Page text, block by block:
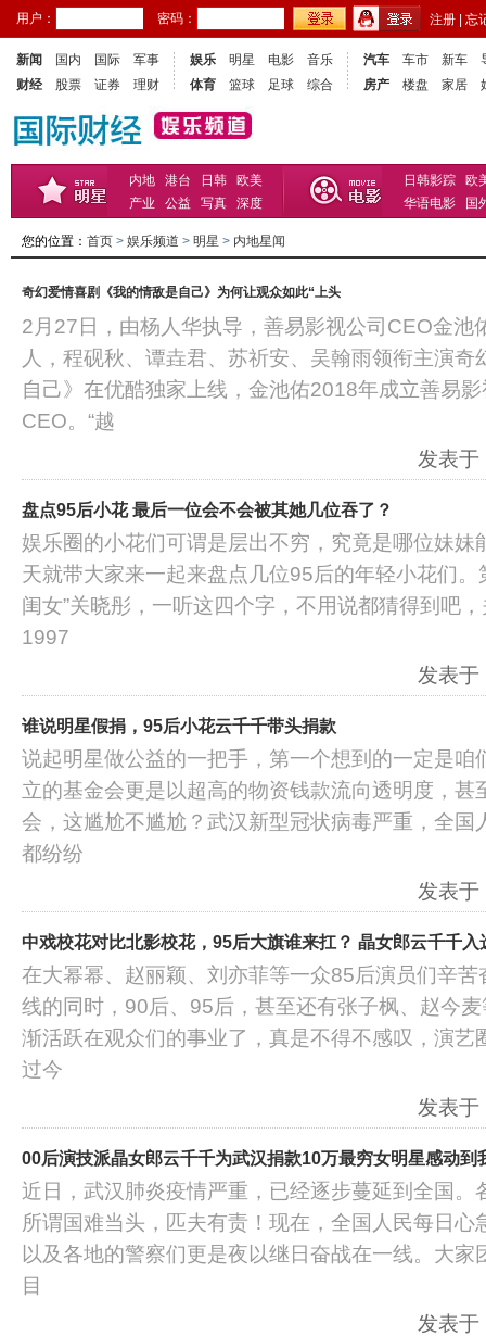
用户： 密码： 注册 忘
新闻 国内 国际
军事
财经
股票 证券 理财
娱乐 明星 电影
音乐
体育
篮球 足球 综合
汽车 车市 新车
房产
楼盘 家居
内地 港台 日韩
欧美
产业
公益 写真 深度
日韩影踪
欧
华语电影
国
您的位置： 首页 > 娱乐频道 > 明星 > 内地星闻
奇幻爱情喜剧《我的情敌是自己》为何让观众如此“上头
2月27日，由杨人华执导，善易影视公司CEO金池
人，程砚秋、谭垚君、苏祈安、吴翰雨领衔主演奇
自己》在优酷独家上线，金池佑2018年成立善易
CEO。“越
发表
盘点95后小花 最后一位会不会被其她几位吞了？
娱乐圈的小花们可谓是层出不穷，究竟是哪位妹妹
天就带大家来一起来盘点几位95后的年轻小花们。
闺女”关晓彤，一听这四个字，不用说都猜得到吧
1997
发表
谁说明星假捐，95后小花云千千带头捐款
说起明星做公益的一把手，第一个想到的一定是咱
立的基金会更是以超高的物资钱款流向透明度，甚
会，这尴尬不尴尬？武汉新型冠状病毒严重，全国
都纷纷
发表
中戏校花对比北影校花，95后大旗谁来扛？ 晶女郎云千千入
在大幂幂、赵丽颖、刘亦菲等一众85后演员们辛
线的同时，90后、95后，甚至还有张子枫、赵今
渐活跃在观众们的事业了，真是不得不感叹，演艺
过今
发表
00后演技派晶女郎云千千为武汉捐款10万最穷女明星感动到
近日，武汉肺炎疫情严重，已经逐步蔓延到全国。
所谓国难当头，匹夫有责！现在，全国人民每日心
以及各地的警察们更是夜以继日奋战在一线。大家
目
发表